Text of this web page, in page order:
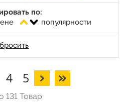
по:
популярности
4 5
131 Товар